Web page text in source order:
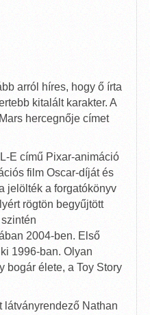
arról híres, hogy ő írta
kitalált karakter. A
hercegnője címet
E című Pixar-animáció
film Oscar-díját és
jelölték a forgatókönyv
rögtön begyűjtött
2004-ben. Első
1996-ban. Olyan
bogár élete, a Toy Story
látványrendező Nathan